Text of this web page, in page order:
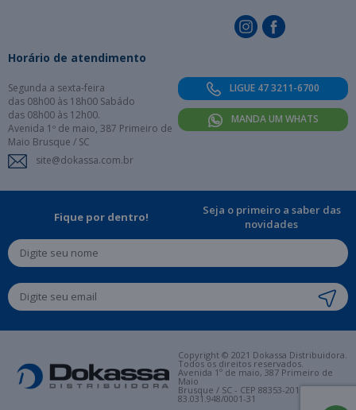
Horário de atendimento
Segunda a sexta-feira
das 08h00 às 18h00 Sabádo
das 08h00 às 12h00.
Avenida 1º de maio, 387 Primeiro de
Maio Brusque / SC
site@dokassa.com.br
LIGUE 47 3211-6700
MANDA UM WHATS
Fique por dentro!
Seja o primeiro a saber das
novidades
Copyright © 2021 Dokassa Distribuidora.
Todos os direitos reservados.
Avenida 1º de maio, 387 Primeiro de
Maio
Brusque / SC - CEP 88353-201. CNPJ:
83.031.948/0001-31